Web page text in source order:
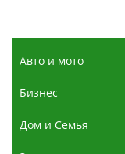
Авто и мото
Бизнес
Дом и Семья